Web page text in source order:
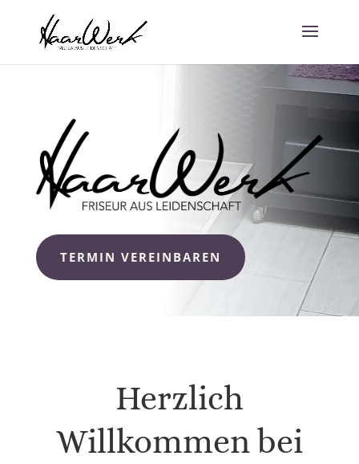
TERMIN VEREINBAREN
Herzlich
Willkommen bei